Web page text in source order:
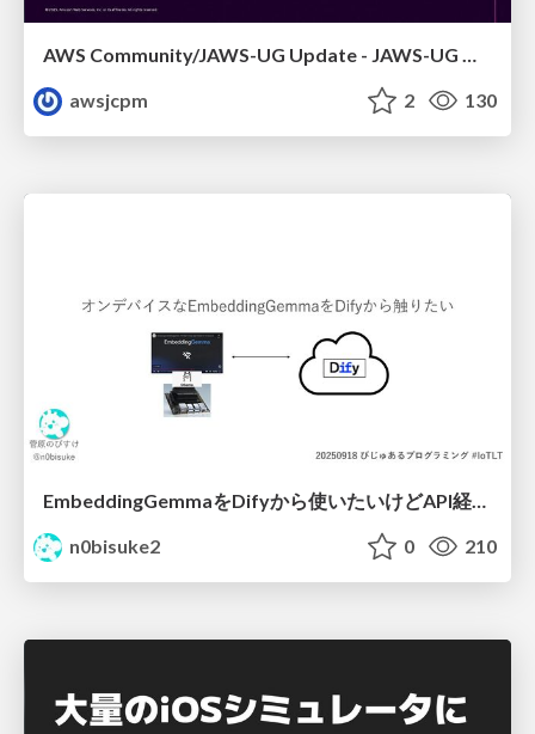
AWS Community/JAWS-UG Update - JAWS-UG 上越妙高支部リブート
awsjcpm
2 130
n0bisuke2
0 210